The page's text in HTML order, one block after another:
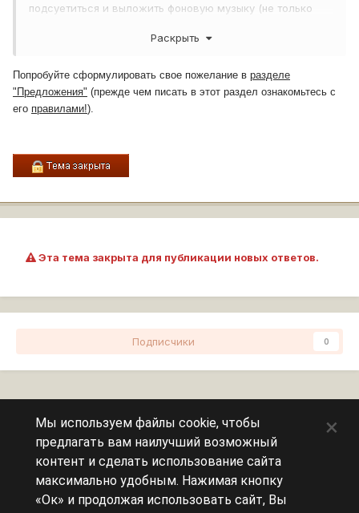
подсуетиться и выложить фоновую музыку (не только
Раскрыть
Попробуйте сформулировать свое пожелание в разделе
"Предложения" (прежде чем писать в этот раздел ознакомьтесь с
его правилами!).
Эта тема закрыта для публикации новых ответов.
Подписчики 0
Сейчас на странице
Эту страницу никто не просматривает.
Мы используем файлы cookie, чтобы
предлагать вам наилучший возможный
контент и сделать использование сайта
максимально удобным. Нажимая кнопку
«Ок» и продолжая использовать сайт, Вы
×